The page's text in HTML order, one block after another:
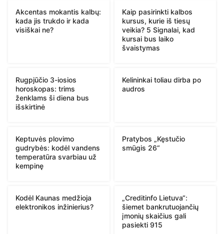
Akcentas mokantis kalbų:
kada jis trukdo ir kada
visiškai ne?
Kaip pasirinkti kalbos
kursus, kurie iš tiesų
veikia? 5 Signalai, kad
kursai bus laiko
švaistymas
Rugpjūčio 3-iosios
horoskopas: trims
ženklams ši diena bus
išskirtinė
Kelininkai toliau dirba po
audros
Keptuvės plovimo
gudrybės: kodėl vandens
temperatūra svarbiau už
kempinę
Pratybos „Kęstučio
smūgis 26“
Kodėl Kaunas medžioja
elektronikos inžinierius?
„Creditinfo Lietuva“:
šiemet bankrutuojančių
įmonių skaičius gali
pasiekti 915